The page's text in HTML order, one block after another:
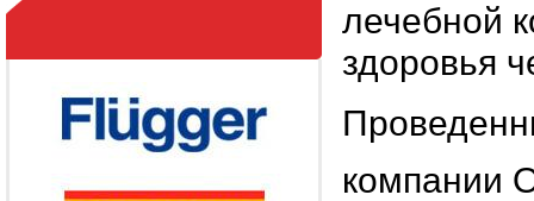
лечебной
здоровья
компании